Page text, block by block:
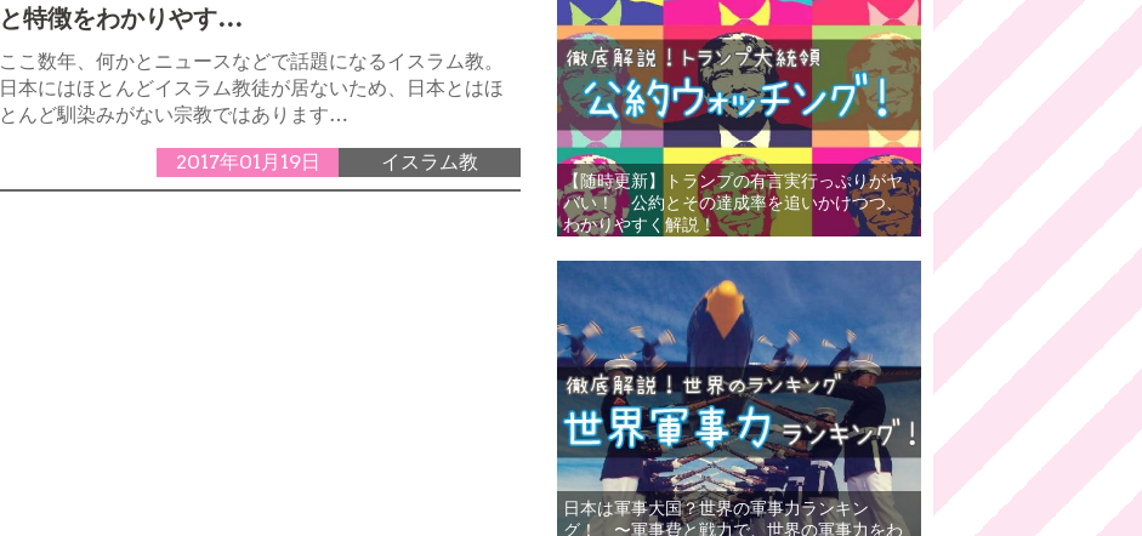
と特徴をわかりやす…
ここ数年、何かとニュースなどで話題になるイスラム教。
日本にはほとんどイスラム教徒が居ないため、日本とはほ
とんど馴染みがない宗教ではあります…
イスラム教
2017年01月19日
【随時更新】トランプの有言実行っぷりがヤ
バい！ 公約とその達成率を追いかけつつ、
わかりやすく解説！
日本は軍事大国？世界の軍事力ランキン
グ！ 〜軍事費と戦力で、世界の軍事力をわ